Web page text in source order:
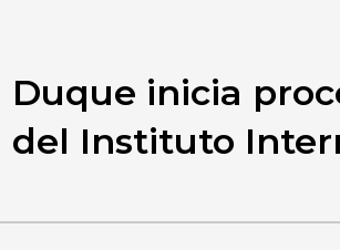
Duque inicia
del Instituto